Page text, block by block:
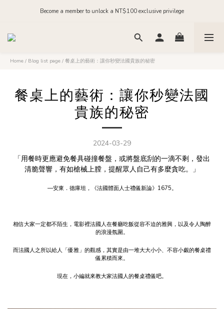
Order before midnight for next-day dispatch on in-stock items
Join our official LINE and receive NT$200 in store credit
Order before midnight for next-day dispatch on in-stock items
Home / Blog list page / 餐桌上的藝術：讓你秒變法國貴族的秘密
餐桌上的藝術：讓你秒變法國
貴族的秘密
2024-03-29
「用餐時更應避免餐具碰撞餐盤，或將盤底刮的一滴不剩，發出
清脆聲響，有如槍械上膛，提醒眾人自己有多麼貪吃。」
—安東．德庫坦，《法國體面人士禮儀新論》1675。
相信大家一定都不陌生，電影裡法國人在餐廳吃飯從容不迫的雅興，以及令人陶醉
的浪漫氛圍。
而法國人之所以給人「優雅」的觀感，其實是由一堆大大小小、不容小覷的餐桌禮
儀累積而來。
現在，小編就來教大家法國人的餐桌禮儀吧。